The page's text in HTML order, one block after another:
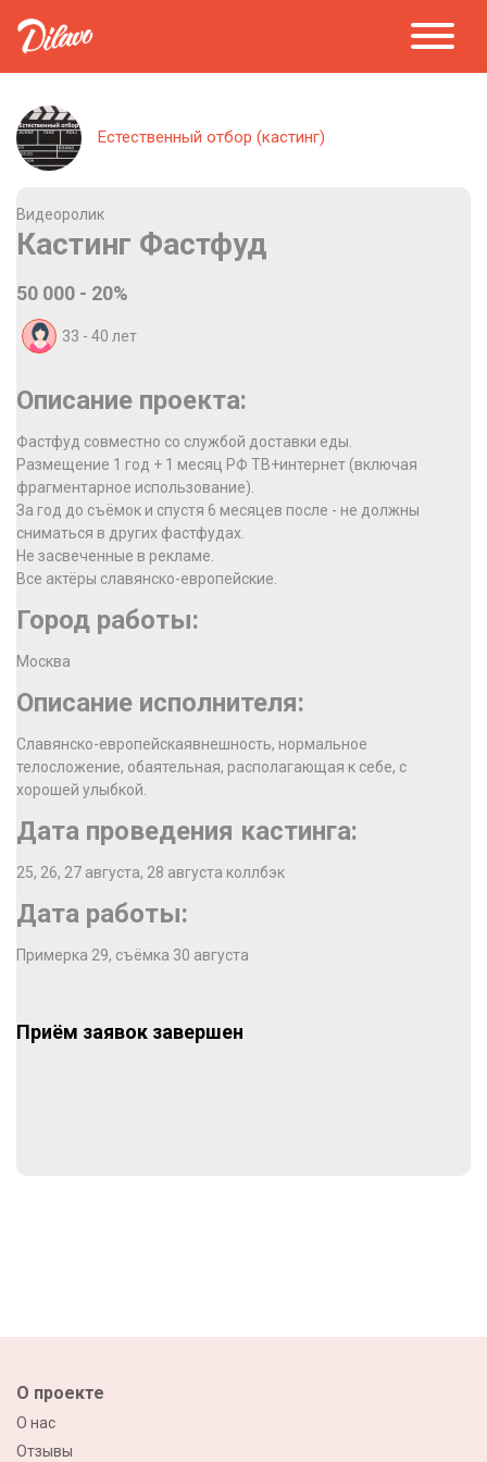
Естественный отбор (кастинг)
Видеоролик
Кастинг Фастфуд
50 000 - 20%
33 - 40 лет
Описание проекта:
Фастфуд совместно со службой доставки еды.
Размещение 1 год + 1 месяц РФ ТВ+интернет (включая
фрагментарное использование).
За год до съёмок и спустя 6 месяцев после - не должны
сниматься в других фастфудах.
Не засвеченные в рекламе.
Все актёры славянско-европейские.
Город работы:
Москва
Описание исполнителя:
Славянско-европейскаявнешность, нормальное
телосложение, обаятельная, располагающая к себе, с
хорошей улыбкой.
Дата проведения кастинга:
25, 26, 27 августа, 28 августа коллбэк
Дата работы:
Примерка 29, съёмка 30 августа
Приём заявок завершен
О проекте
О нас
Отзывы